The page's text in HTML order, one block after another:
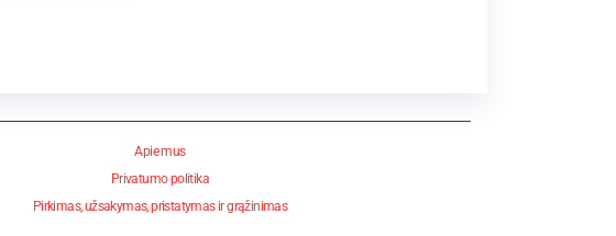
Apie mus
Privatumo politika
Pirkimas, užsakymas, pristatymas ir grąžinimas